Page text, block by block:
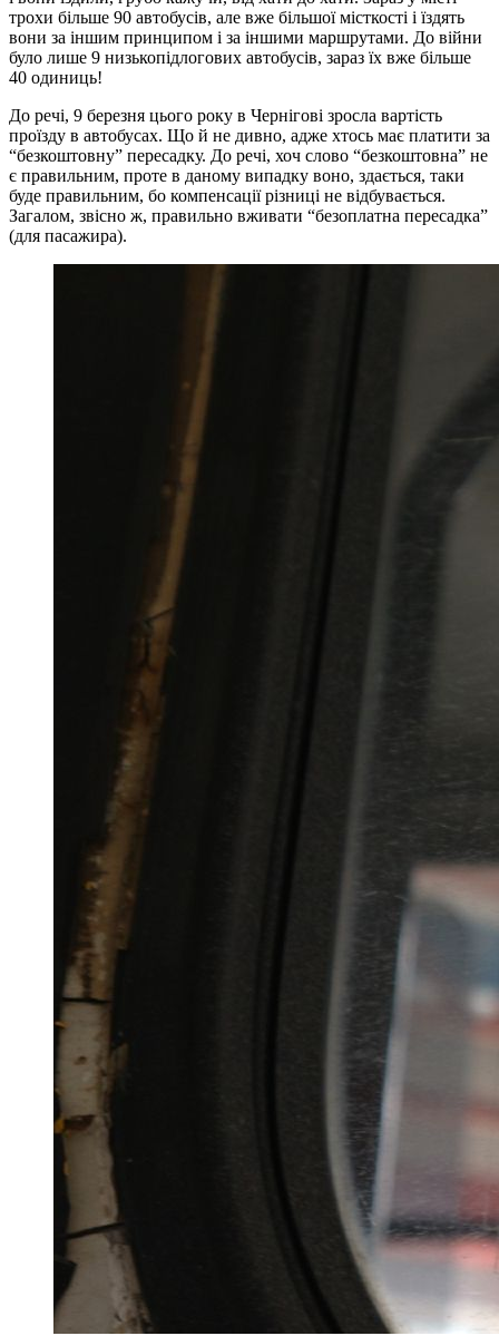
трохи більше 90 автобусів, але вже більшої місткості і їздять
вони за іншим принципом і за іншими маршрутами. До війни
було лише 9 низькопідлогових автобусів, зараз їх вже більше
40 одиниць!
До речі, 9 березня цього року в Чернігові зросла вартість
проїзду в автобусах. Що й не дивно, адже хтось має платити за
“безкоштовну” пересадку. До речі, хоч слово “безкоштовна” не
є правильним, проте в даному випадку воно, здається, таки
буде правильним, бо компенсації різниці не відбувається.
Загалом, звісно ж, правильно вживати “безоплатна пересадка”
(для пасажира).